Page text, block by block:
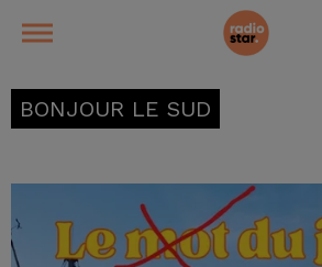
BONJOUR LE SUD